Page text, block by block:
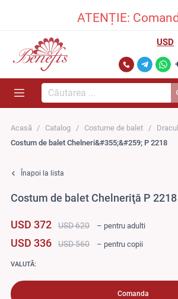
ATENȚIE:
USD
Căutarea...
Acasă Catalog Costume de balet
Costum de balet Chelneri&#355;&#259; P 2218
Înapoi la lista
Costum de balet Chelneriţă P 2218
USD 372 USD 620 – pentru adulti
USD 336 USD 560 – pentru copii
VALUTĂ:
Comanda